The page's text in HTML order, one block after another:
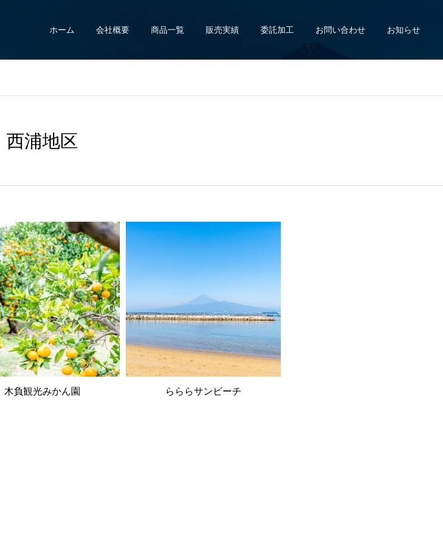
ホーム 会社概要 商品一覧 販売実績 委託加工 お問い合わせ お知らせ
西浦地区
木負観光みかん園 らららサンビーチ